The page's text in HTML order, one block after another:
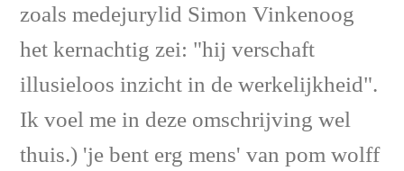
zoals medejurylid Simon Vinkenoog
het kernachtig zei: "hij verschaft
illusieloos inzicht in de werkelijkheid".
Ik voel me in deze omschrijving wel
thuis.) 'je bent erg mens' van pom wolff